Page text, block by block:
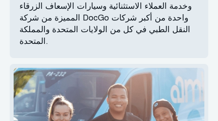
وخدمة العملاء الاستثنائية وسيارات الإسعاف الزرقاء
المميزة من شركة DocGo واحدة من أكبر شركات
النقل الطبي في كل من الولايات المتحدة والمملكة
المتحدة.